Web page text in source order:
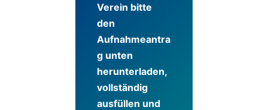
Verein bitte
den
Aufnahmeantra
g unten
herunterladen,
vollständig
ausfüllen und